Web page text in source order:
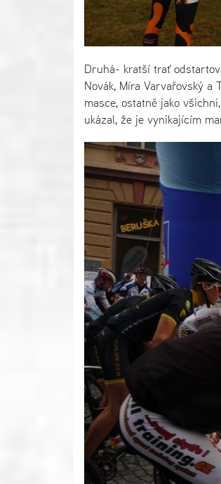
Druhá- kratší trať
Novák, Míra Varvařovský
masce, ostatně jako
ukázal, že je vynikajícím